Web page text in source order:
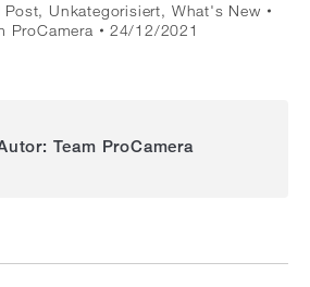
Post, Unkategorisiert, What's New
ProCamera 24/12/2021
Team ProCamera